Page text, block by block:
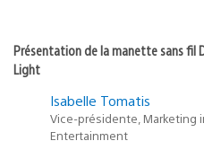
Présentation de la manette sans fil
Light
Isabelle Tomatis
Vice-présidente, Marketing
Entertainment